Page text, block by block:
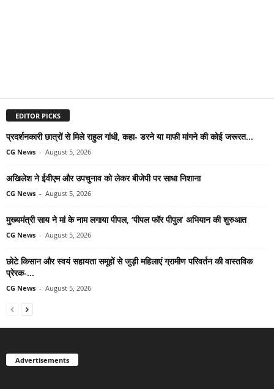
EDITOR PICKS
प्रदर्शनकारी छात्रों से मिले राहुल गांधी, कहा- डरने या माफी मांगने की कोई जरूरत...
CG News - August 5, 2026
अखिलेश ने ईवीएम और उपचुनाव को लेकर बीजेपी पर साधा निशाना
CG News - August 5, 2026
मुख्यमंत्री साय ने मां के नाम लगाया पीपल, ‘पीपल फॉर पीपुल’ अभियान की शुरुआत
CG News - August 5, 2026
छोटे किसान और स्वयं सहायता समूहों से जुड़ी महिलाएं ग्रामीण परिवर्तन की वास्तविक
प्रेरक-...
CG News - August 5, 2026
Advertisements